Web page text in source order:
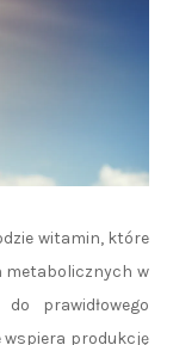
witamin, które
metabolicznych w
prawidłowego
wspiera produkcję